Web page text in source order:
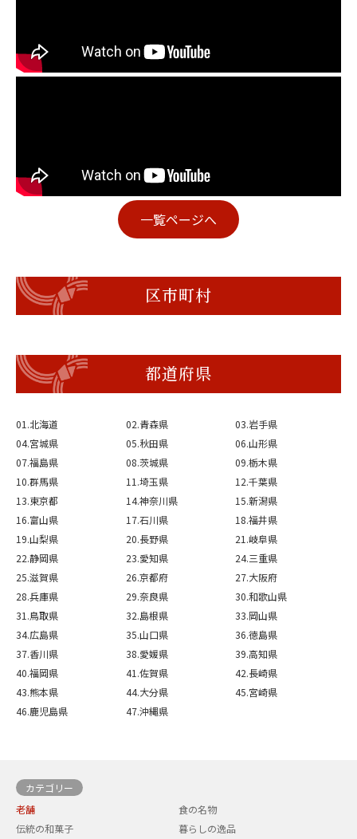
一覧ページへ
区市町村
都道府県
01.北海道 02.青森県
03.岩手県
04.宮城県
05.秋田県
06.山形県
07.福島県
08.茨城県
09.栃木県
10.群馬県
11.埼玉県
12.千葉県
13.東京都
14.神奈川県
15.新潟県
16.富山県
17.石川県
18.福井県
19.山梨県
20.長野県
21.岐阜県
22.静岡県
23.愛知県
24.三重県
25.滋賀県
26.京都府
27.大阪府
28.兵庫県
29.奈良県
30.和歌山県
31.鳥取県
32.島根県
33.岡山県
34.広島県
35.山口県
36.徳島県
37.香川県
38.愛媛県
39.高知県
40.福岡県
41.佐賀県
42.長崎県
43.熊本県
44.大分県
45.宮崎県
46.鹿児島県
47.沖縄県
カテゴリー
老舗
食の名物
伝統の和菓子
暮らしの逸品